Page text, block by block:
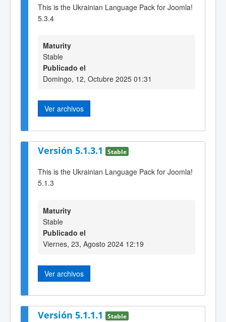
This is the Ukrainian Language Pack for Joomla!
5.3.4
Maturity
Stable
Publicado el
Domingo, 12, Octubre 2025 01:31
Ver archivos
Versión 5.1.3.1 Stable
This is the Ukrainian Language Pack for Joomla!
5.1.3
Maturity
Stable
Publicado el
Viernes, 23, Agosto 2024 12:19
Ver archivos
Versión 5.1.1.1 Stable